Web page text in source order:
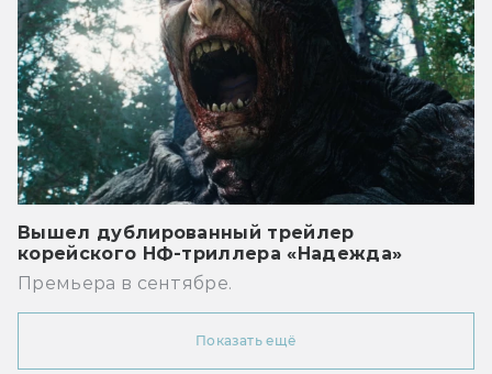
Вышел дублированный трейлер
корейского НФ-триллера «Надежда»
Премьера в сентябре.
Показать ещё